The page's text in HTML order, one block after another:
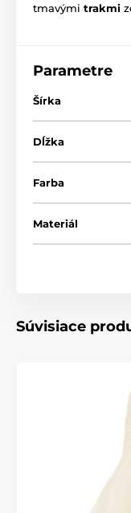
tmavými trakmi
Parametre
Šírka
Dĺžka
Farba
Materiál
Súvisiace